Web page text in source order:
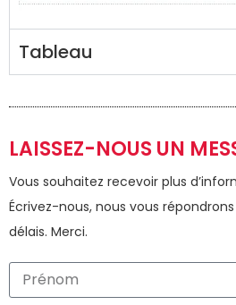
Tableau
LAISSEZ-NOUS UN
Vous souhaitez recevoir plus
Écrivez-nous, nous vous
délais. Merci.